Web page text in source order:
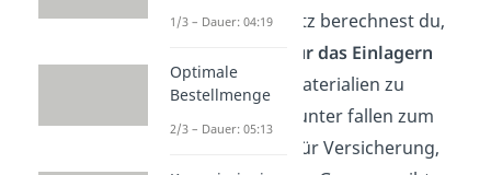
Den Lagerzinssatz berechnest du,
Kosten für das Einlagern
verschiedener Materialien zu
bestimmen. Darunter fallen zum
Beispiel Kosten für Versicherung,
1/3 – Dauer: 04:19
Optimale
Bestellmenge
2/3 – Dauer: 05:13